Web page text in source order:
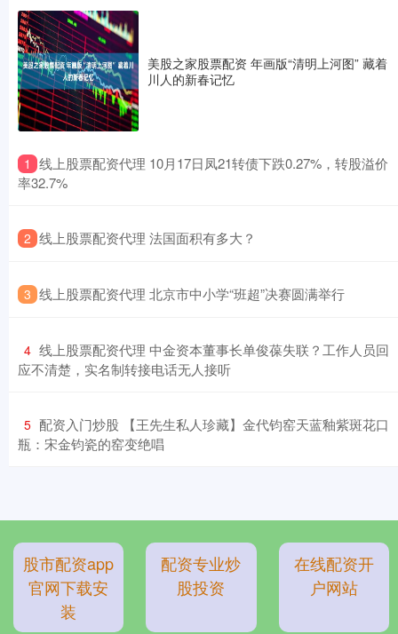
美股之家股票配资 年画版“清明上河图” 藏着
川人的新春记忆
1 ​线上股票配资代理 10月17日凤21转债下跌0.27%，转股溢价
率32.7%
2 ​线上股票配资代理 法国面积有多大？
3 ​线上股票配资代理 北京市中小学“班超”决赛圆满举行
4 ​线上股票配资代理 中金资本董事长单俊葆失联？工作人员回
应不清楚，实名制转接电话无人接听
5 ​配资入门炒股 【王先生私人珍藏】金代钧窑天蓝釉紫斑花口
瓶：宋金钧瓷的窑变绝唱
股市配资app
官网下载安
装
配资专业炒
股投资
在线配资开
户网站